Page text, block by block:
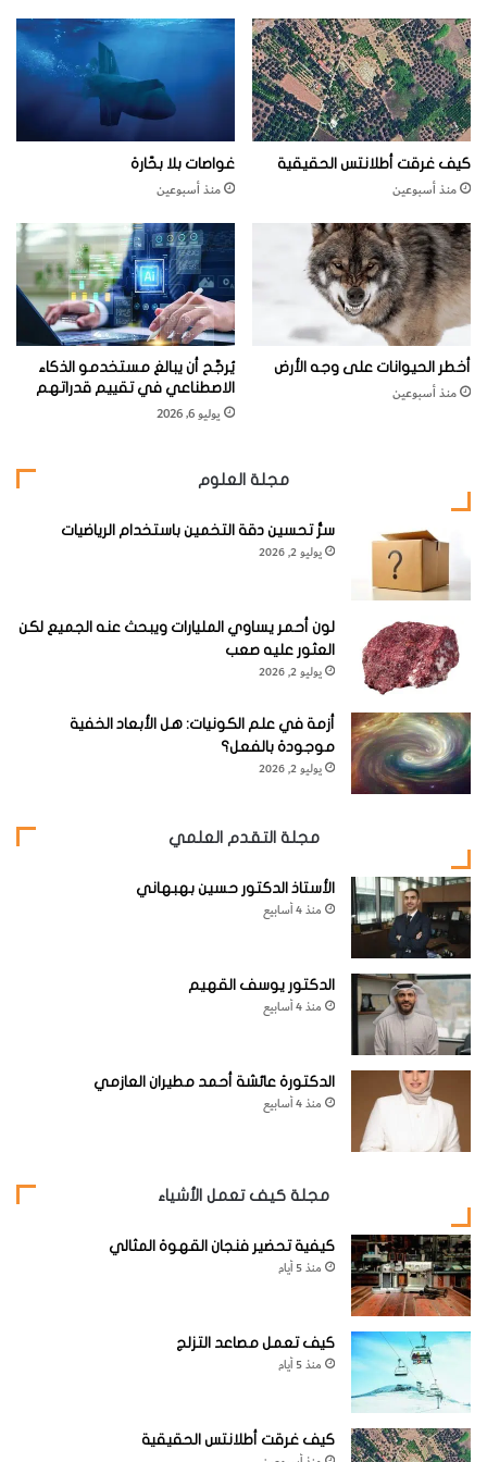
‬نجريها‭ ‬في‭ ‬محطة‭ ‬هالي“‭.‬
‬الغرب‭.‬
بقلم:‬تيريزا‭ ‬بولتاروفا
website_howitworks
العدد مايو-يونيو 2023
كوكب الأرض
و
ا
ل
س
ب
ب
و
ر
ا
ء
م
ح
ب
ا
ل
ن
كيف غرقت أطلانتس الحقيقية
منذ أسبوعين
غواصات بلا بحّارة
منذ أسبوعين
أخطر الحيوانات على وجه الأرض
منذ أسبوعين
يُرجَّح أن يبالغ مستخدمو الذكاء
الاصطناعي في تقييم قدراتهم
يوليو 6, 2026
مجلة العلوم
سرُّ تحسين دقة التخمين باستخدام الرياضيات
يوليو 2, 2026
لون أحمر يساوي المليارات ويبحث عنه الجميع لكن
العثور عليه صعب
يوليو 2, 2026
أزمة في علم الكونيات: هل الأبعاد الخفية
موجودة بالفعل؟
يوليو 2, 2026
مجلة التقدم العلمي
الأستاذ الدكتور حسين بهبهاني
منذ 4 أسابيع
الدكتور يوسف القهيم
منذ 4 أسابيع
الدكتورة عائشة أحمد مطيران العازمي
منذ 4 أسابيع
مجلة كيف تعمل الأشياء
كيفية تحضير فنجان القهوة المثالي
منذ 5 أيام
كيف تعمل مصاعد التزلج
منذ 5 أيام
كيف غرقت أطلانتس الحقيقية